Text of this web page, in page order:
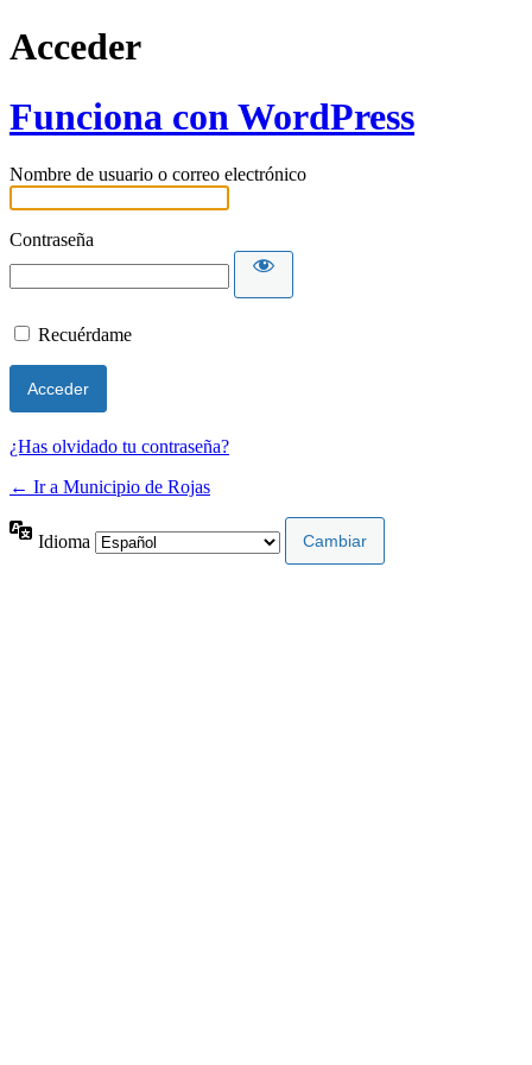
Acceder
Funciona con WordPress
Nombre de usuario o correo electrónico
Contraseña
Recuérdame
¿Has olvidado tu contraseña?
← Ir a Municipio de Rojas
Idioma